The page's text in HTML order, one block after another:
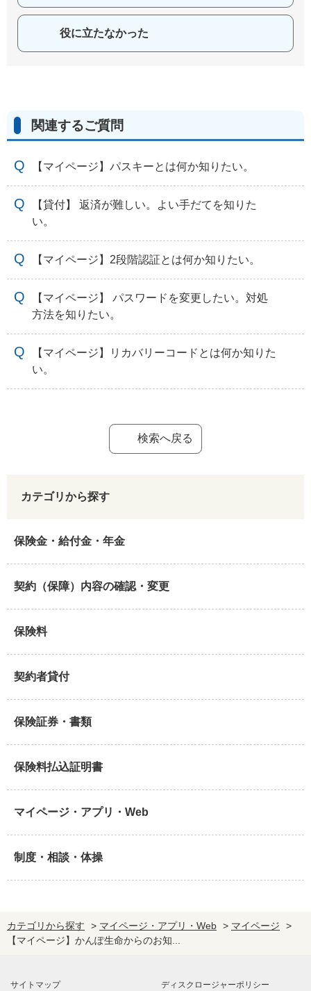
役に立たなかった
関連するご質問
【マイページ】パスキーとは何か知りたい。
【貸付】 返済が難しい。よい手だてを知りた
い。
【マイページ】2段階認証とは何か知りたい。
【マイページ】 パスワードを変更したい。対処
方法を知りたい。
【マイページ】リカバリーコードとは何か知りた
い。
検索へ戻る
カテゴリから探す
保険金・給付金・年金
契約（保障）内容の確認・変更
保険料
契約者貸付
保険証券・書類
保険料払込証明書
マイページ・アプリ・Web
制度・相談・体操
カテゴリから探す > マイページ・アプリ・Web > マイページ
>
【マイページ】かんぽ生命からのお知...
サイトマップ ディスクロージャーポリシー